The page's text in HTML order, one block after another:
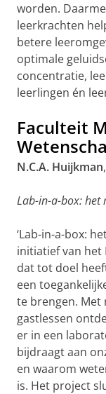
worden.
leerkrachten
betere
optimale
concentratie,
leerlingen én
Faculteit
N.C.A. Huijkman
Lab-in-a-box:
‘Lab-in-a-box:
initiatief van
dat tot doel
een
te brengen. Met
gastlessen
er in een
bijdraagt aan
en waarom
is. Het project